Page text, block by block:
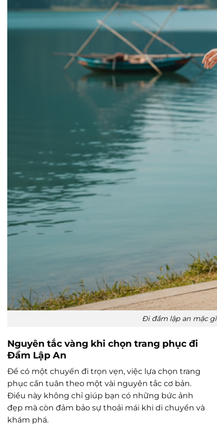
Đi đầm lập an mặc
Nguyên tắc vàng khi chọn trang phục đi
Đầm Lập An
Để có một chuyến đi trọn vẹn, việc lựa chọn trang
phục cần tuân theo một vài nguyên tắc cơ bản.
Điều này không chỉ giúp bạn có những bức ảnh
đẹp mà còn đảm bảo sự thoải mái khi di chuyển và
khám phá.